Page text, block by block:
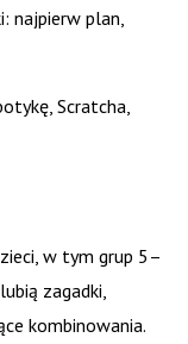
najpierw plan,
Scratcha,
w tym grup 5–
zagadki,
kombinowania.